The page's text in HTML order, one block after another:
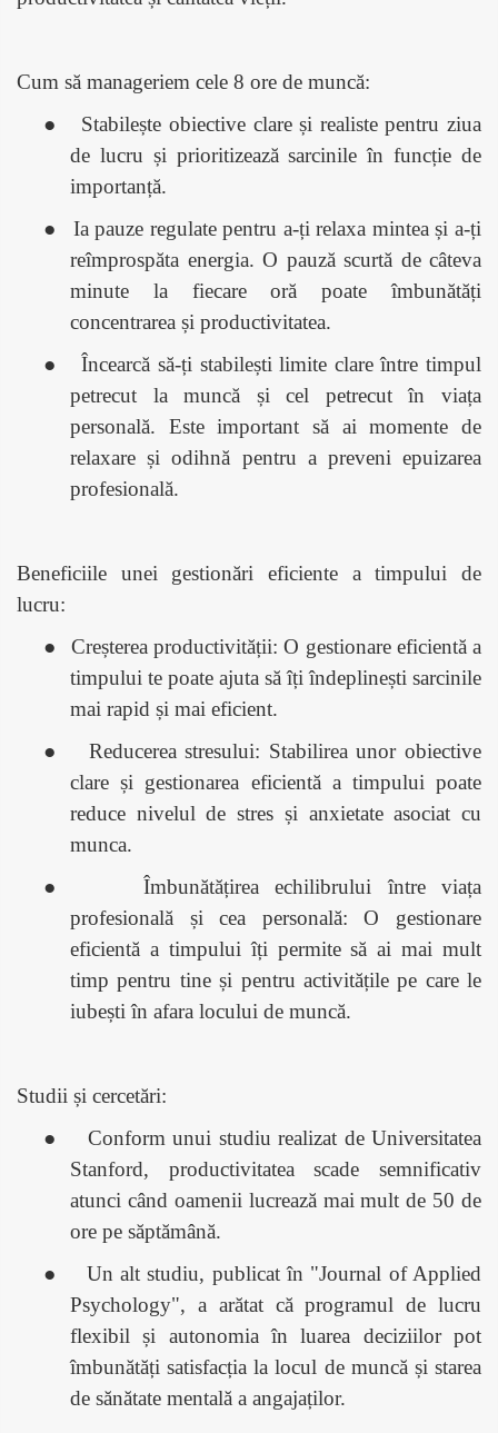
Cum să manageriem cele 8 ore de muncă:
●
Stabilește obiective clare și realiste pentru ziua
de lucru și prioritizează sarcinile în funcție de
importanță.
●
Ia pauze regulate pentru a-ți relaxa mintea și a-ți
reîmprospăta energia. O pauză scurtă de câteva
minute la fiecare oră poate îmbunătăți
concentrarea și productivitatea.
●
Încearcă să-ți stabilești limite clare între timpul
petrecut la muncă și cel petrecut în viața
personală. Este important să ai momente de
relaxare și odihnă pentru a preveni epuizarea
profesională.
Beneficiile unei gestionări eficiente a timpului de
lucru:
●
Creșterea productivității: O gestionare eficientă a
timpului te poate ajuta să îți îndeplinești sarcinile
mai rapid și mai eficient.
●
Reducerea stresului: Stabilirea unor obiective
clare și gestionarea eficientă a timpului poate
reduce nivelul de stres și anxietate asociat cu
munca.
●
Îmbunătățirea echilibrului între viața
profesională și cea personală: O gestionare
eficientă a timpului îți permite să ai mai mult
timp pentru tine și pentru activitățile pe care le
iubești în afara locului de muncă.
Studii și cercetări:
●
Conform unui studiu realizat de Universitatea
Stanford, productivitatea scade semnificativ
atunci când oamenii lucrează mai mult de 50 de
ore pe săptămână.
●
Un alt studiu, publicat în "Journal of Applied
Psychology", a arătat că programul de lucru
flexibil și autonomia în luarea deciziilor pot
îmbunătăți satisfacția la locul de muncă și starea
de sănătate mentală a angajaților.